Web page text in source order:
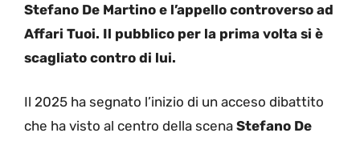
Stefano De Martino e l’appello controverso ad
Affari Tuoi. Il pubblico per la prima volta si è
scagliato contro di lui.
Il 2025 ha segnato l’inizio di un acceso dibattito
che ha visto al centro della scena Stefano De